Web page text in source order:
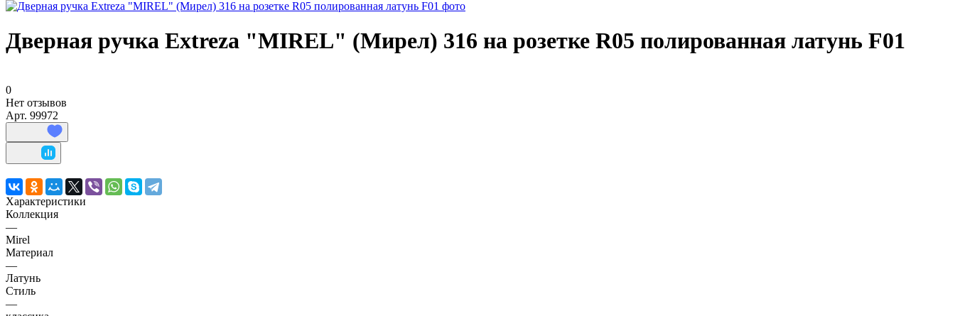
Дверная ручка Extreza "MIREL" (Мирел) 316 на розетке R05 полированная латунь F01
0
Нет отзывов
Арт. 99972
Характеристики
Коллекция
—
Mirel
Материал
—
Латунь
Стиль
—